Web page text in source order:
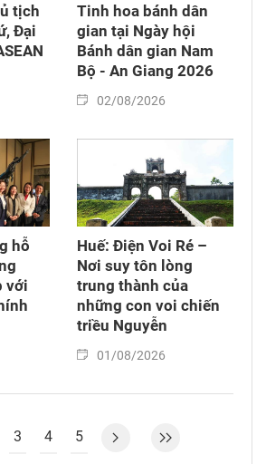
tịch
Đại
Tinh hoa bánh dân
gian tại Ngày hội
Bánh dân gian Nam
Bộ - An Giang 2026
02/08/2026
hỗ
với
Huế: Điện Voi Ré –
Nơi suy tôn lòng
trung thành của
những con voi chiến
triều Nguyễn
01/08/2026
3 4 5